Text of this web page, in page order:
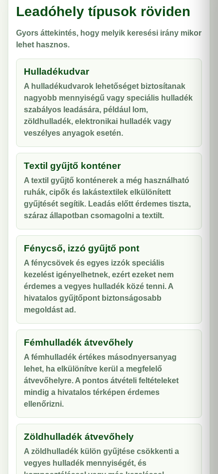
Leadóhely típusok röviden
Gyors áttekintés, hogy melyik keresési irány mikor
lehet hasznos.
Hulladékudvar
A hulladékudvarok lehetőséget biztosítanak
nagyobb mennyiségű vagy speciális hulladék
szabályos leadására, például lom,
zöldhulladék, elektronikai hulladék vagy
veszélyes anyagok esetén.
Textil gyűjtő konténer
A textil gyűjtő konténerek a még használható
ruhák, cipők és lakástextilek elkülönített
gyűjtését segítik. Leadás előtt érdemes tiszta,
száraz állapotban csomagolni a textilt.
Fénycső, izzó gyűjtő pont
A fénycsövek és egyes izzók speciális
kezelést igényelhetnek, ezért ezeket nem
érdemes a vegyes hulladék közé tenni. A
hivatalos gyűjtőpont biztonságosabb
megoldást ad.
Fémhulladék átvevőhely
A fémhulladék értékes másodnyersanyag
lehet, ha elkülönítve kerül a megfelelő
átvevőhelyre. A pontos átvételi feltételeket
mindig a hivatalos térképen érdemes
ellenőrizni.
Zöldhulladék átvevőhely
A zöldhulladék külön gyűjtése csökkenti a
vegyes hulladék mennyiségét, és